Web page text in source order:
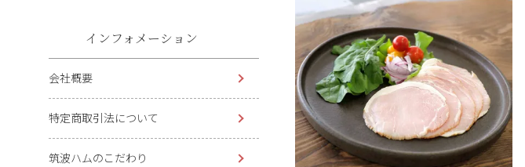
インフォメーション
会社概要
特定商取引法について
筑波ハムのこだわり